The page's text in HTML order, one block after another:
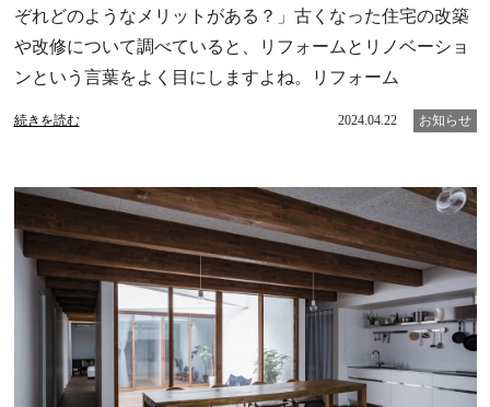
ぞれどのようなメリットがある？」古くなった住宅の改築
や改修について調べていると、リフォームとリノベーショ
ンという言葉をよく目にしますよね。リフォーム
続きを読む 2024.04.22 お知らせ